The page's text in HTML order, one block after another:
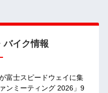
バイク情報
富士スピードウェイに集
ンミーティング 2026」9